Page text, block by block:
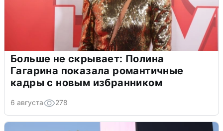
Больше не скрывает: Полина
Гагарина показала романтичные
кадры с новым избранником
6 августа 278